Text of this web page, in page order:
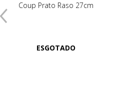
Coup Prato Raso 27cm
ESGOTADO